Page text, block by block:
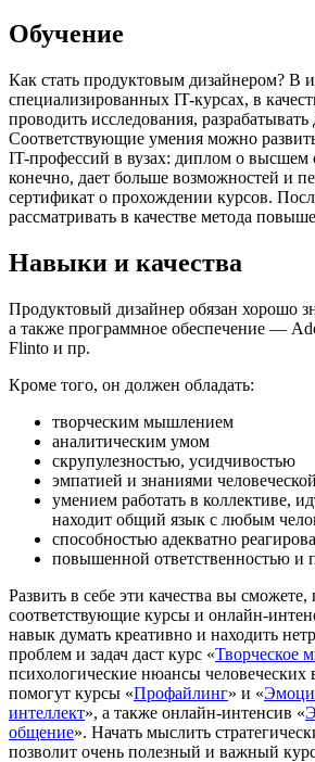
Обучение
Как стать продуктовым дизайнером? В
специализированных IT-курсах, в
проводить исследования,
Соответствующие умения можно
IT-профессий в вузах: диплом о высшем
конечно, дает больше возможностей и
сертификат о прохождении курсов.
рассматривать в качестве метода
Навыки и качества
Продуктовый дизайнер обязан хорошо
а также программное обеспечение —
Flinto и пр.
Кроме того, он должен обладать:
творческим мышлением
аналитическим умом
скрупулезностью, усидчивостью
эмпатией и знаниями
умением работать в коллективе,
находит общий язык с любым
способностью адекватно
повышенной ответственностью и
Развить в себе эти качества вы сможете,
соответствующие курсы и онлайн-
навык думать креативно и находить
проблем и задач даст курс «Творческое
психологические нюансы
помогут курсы «Профайлинг» и «
интеллект», а также онлайн-интенсив «
общение». Начать мыслить
позволит очень полезный и важный